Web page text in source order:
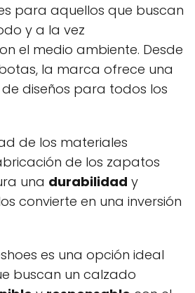
para aquellos que buscan
y a la vez
el medio ambiente. Desde
la marca ofrece una
diseños para todos los
de los materiales
de los zapatos
una durabilidad y
convierte en una inversión
es una opción ideal
buscan un calzado